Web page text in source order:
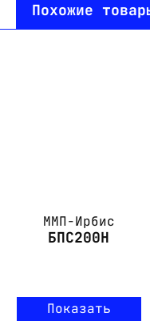
Похожие
ММП-Ирбис
БПС200Н
Показать